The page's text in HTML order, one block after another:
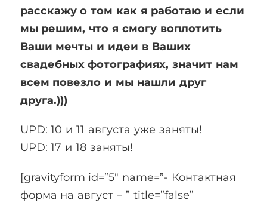
расскажу о том как я работаю и если
мы решим, что я смогу воплотить
Ваши мечты и идеи в Ваших
свадебных фотографиях, значит нам
всем повезло и мы нашли друг
друга.)))
UPD: 10 и 11 августа уже заняты!
UPD: 17 и 18 заняты!
[gravityform id=”5″ name=”- Контактная
форма на август – ” title=”false”